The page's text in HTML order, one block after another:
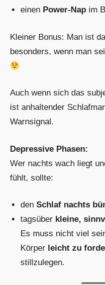
einen Power-Nap im
Kleiner Bonus: Man ist
besonders, wenn man
Auch wenn sich das
ist anhaltender
Warnsignal.
Depressive Phasen:
Wer nachts wach liegt
fühlt, sollte:
denSchlaf nachts
tagsüber kleine,
Es muss nicht viel
Körper leicht zu
stillzulegen.